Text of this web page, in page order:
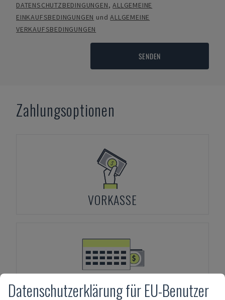
DATENSCHUTZBEDINGUNGEN,ALLGEMEINE
EINKAUFSBEDINGUNGEN undALLGEMEINE
VERKAUFSBEDINGUNGEN
SENDEN
Zahlungsoptionen
VORKASSE
ASSET-FINANZIERUNG
Datenschutzerklärung für EU-Benutzer